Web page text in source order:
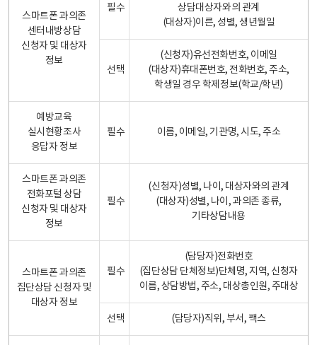
스마트폰 과의존
센터내방상담
신청자 및 대상자
정보
필수
상담대상자와의 관계
(대상자)이른, 성별, 생년월일
선택
(신청자)유선전화번호, 이메일
(대상자)휴대폰번호, 전화번호, 주소,
학생일 경우 학제정보(학교/학년)
예방교육
실시현황조사
응답자 정보
필수 이름, 이메일, 기관명, 시도, 주소
스마트폰 과의존
전화포털 상담
신청자 및 대상자
정보
필수
(신청자)성별, 나이, 대상자와의 관계
(대상자)성별, 나이, 과의존 종류,
기타상담내용
스마트폰 과의존
집단상담 신청자 및
대상자 정보
필수
(담당자)전화번호
(집단상담 단체정보)단체명, 지역, 신청자
이름, 상담방법, 주소, 대상총인원, 주대상
선택 (담당자)직위, 부서, 팩스